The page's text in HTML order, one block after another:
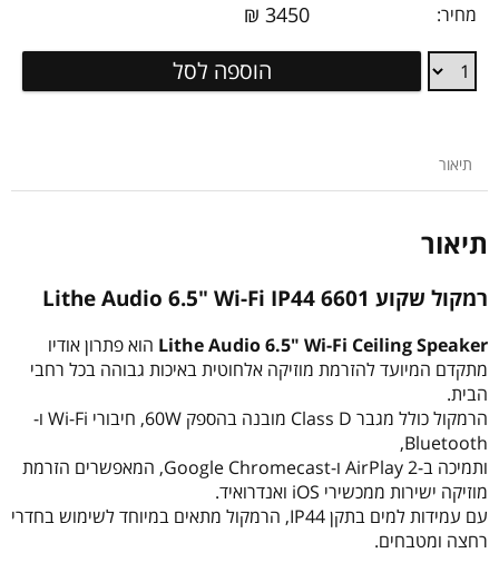
מחיר: 3450
₪
רמקול
שקוע
6.5"
Wi-
IP44
6601
הוספה לסל
תיאור
תיאור
רמקול שקוע Lithe Audio 6.5" Wi-Fi IP44 6601
Lithe Audio 6.5" Wi-Fi Ceiling Speaker הוא פתרון אודיו
מתקדם המיועד להזרמת מוזיקה אלחוטית באיכות גבוהה בכל רחבי
הבית.
הרמקול כולל מגבר Class D מובנה בהספק 60W, חיבורי Wi-Fi ו-
Bluetooth,
ותמיכה ב-AirPlay 2 ו-Google Chromecast, המאפשרים הזרמת
מוזיקה ישירות ממכשירי iOS ואנדרואיד.
עם עמידות למים בתקן IP44, הרמקול מתאים במיוחד לשימוש בחדרי
רחצה ומטבחים.